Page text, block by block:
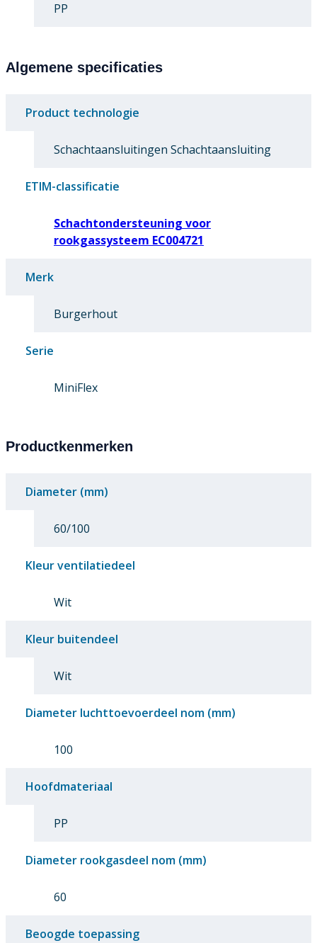
PP
Algemene specificaties
Product technologie
Schachtaansluitingen Schachtaansluiting
ETIM-classificatie
Schachtondersteuning voor
rookgassysteem EC004721
Merk
Burgerhout
Serie
MiniFlex
Productkenmerken
Diameter (mm)
60/100
Kleur ventilatiedeel
Wit
Kleur buitendeel
Wit
Diameter luchttoevoerdeel nom (mm)
100
Hoofdmateriaal
PP
Diameter rookgasdeel nom (mm)
60
Beoogde toepassing